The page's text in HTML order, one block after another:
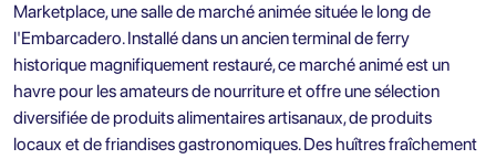
Marketplace, une salle de marché animée située le long de
l'Embarcadero. Installé dans un ancien terminal de ferry
historique magnifiquement restauré, ce marché animé est un
havre pour les amateurs de nourriture et offre une sélection
diversifiée de produits alimentaires artisanaux, de produits
locaux et de friandises gastronomiques. Des huîtres fraîchement